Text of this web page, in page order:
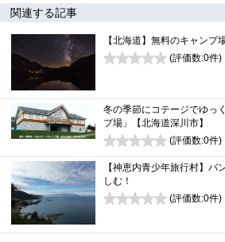
関連する記事
【北海道】無料のキャンプ
(評価数:0件)
冬の季節にコテージでゆっ
プ場」【北海道深川市】
(評価数:0件)
【神恵内青少年旅行村】バ
しむ！
(評価数:0件)